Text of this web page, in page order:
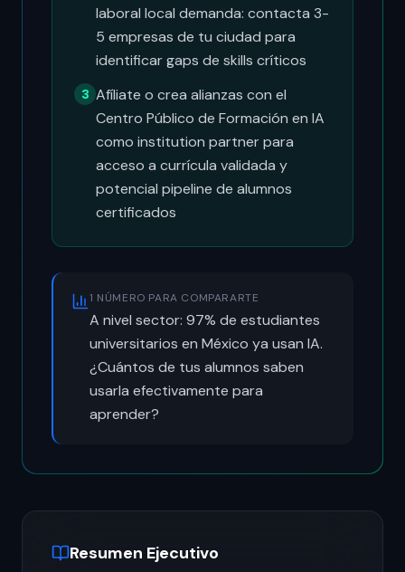
laboral local demanda: contacta 3-
5 empresas de tu ciudad para
identificar gaps de skills críticos
3 Afíliate o crea alianzas con el
Centro Público de Formación en IA
como institution partner para
acceso a currícula validada y
potencial pipeline de alumnos
certificados
1 NÚMERO PARA COMPARARTE
A nivel sector: 97% de estudiantes
universitarios en México ya usan IA.
¿Cuántos de tus alumnos saben
usarla efectivamente para
aprender?
Resumen Ejecutivo